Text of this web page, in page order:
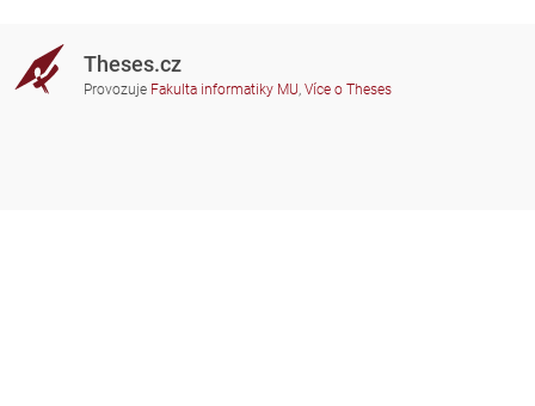
Theses.cz
Provozuje Fakulta informatiky MU, Více o Theses